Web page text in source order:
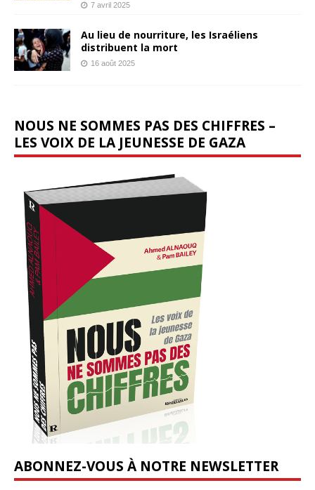
7 avril 2025
Au lieu de nourriture, les Israéliens
distribuent la mort
16 août 2025
NOUS NE SOMMES PAS DES CHIFFRES –
LES VOIX DE LA JEUNESSE DE GAZA
ABONNEZ-VOUS À NOTRE NEWSLETTER